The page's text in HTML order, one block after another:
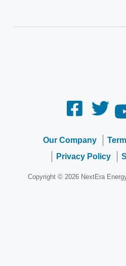
Our Company
Privacy Policy
Copyright © 2026 NextEra